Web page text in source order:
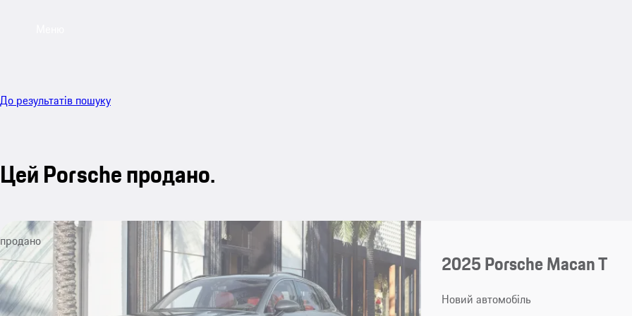
До результатів пошуку
Цей Porsche продано.
продано
2025 Porsche Macan T
Новий автомобіль